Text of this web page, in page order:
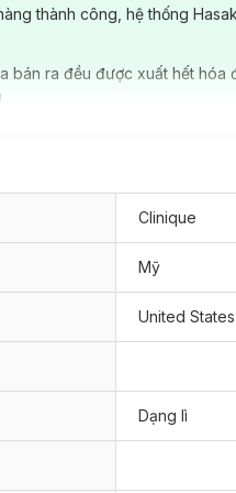
(tên gọi dành cho
bác sĩ da liễu hàng đầu trên
củaCliniquethường là
hiện đang được bán tạiHasaki
thành công, hệ thống
bán ra đều được xuất hết hóa
Clinique
Mỹ
United States
Dạng lì